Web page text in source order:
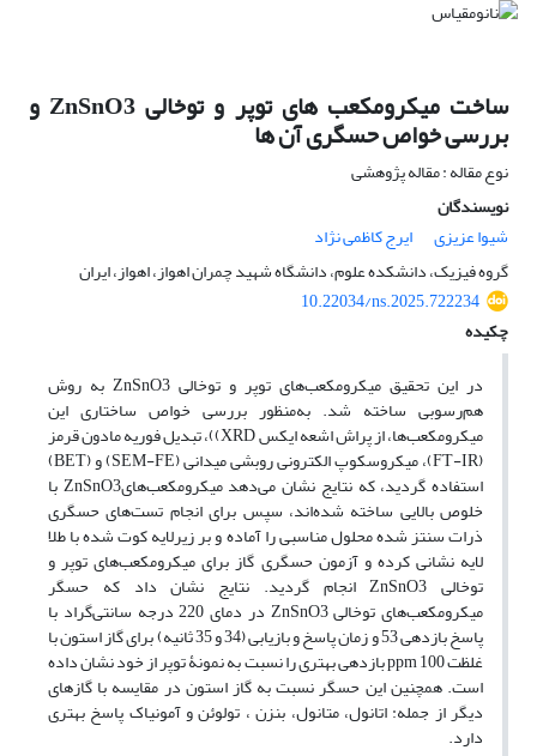
ساخت میکرومکعب های توپر و توخالی ZnSnO3 و
بررسی خواص حسگری آن ها
نوع مقاله : مقاله پژوهشی
نویسندگان
شیوا عزیزی
ایرج کاظمی نژاد
گروه فیزیک، دانشکده علوم، دانشگاه شهید چمران اهواز، اهواز، ایران
10.22034/ns.2025.722234
چکیده
در این تحقیق میکرومکعب‌های توپر و توخالی ZnSnO3 به روش
هم‌رسوبی ساخته شد. به‌منظور بررسی خواص ساختاری این
میکرومکعب‌ها، از پراش اشعه ایکس XRD))، تبدیل فوریه مادون قرمز
(FT-IR)، میکروسکوپ الکترونی روبشی میدانی (SEM-FE) و (BET)
استفاده گردید، که نتایج نشان می‌دهد میکرومکعب‌هایZnSnO3 با
خلوص بالایی ساخته شده‌اند، سپس برای انجام تست‌های حسگری
ذرات سنتز شده محلول مناسبی را آماده و بر زیرلایه کوت شده با طلا
لایه نشانی کرده و آزمون حسگری گاز برای میکرومکعب‌های توپر و
توخالی ZnSnO3 انجام گردید. نتایج نشان داد که حسگر
میکرومکعب‌های توخالی ZnSnO3 در دمای 220 درجه سانتی‌گراد با
پاسخ بازدهی 53 و زمان پاسخ و بازیابی (34 و 35 ثانیه) برای گاز استون با
غلظت ppm 100 بازدهی بهتری را نسبت به نمونۀ توپر از خود نشان داده
است. همچنین این حسگر نسبت به گاز استون در مقایسه با گازهای
دیگر از جمله: اتانول، متانول، بنزن ، تولوئن و آمونیاک پاسخ بهتری
دارد.